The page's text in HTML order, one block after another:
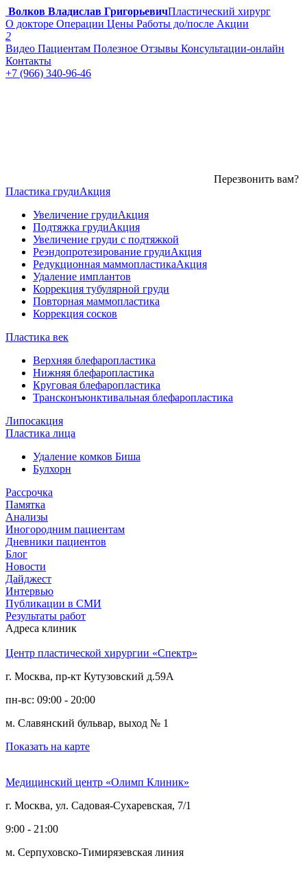
Волков Владислав ГригорьевичПластический хирург
О докторе Операции Цены Работы до/после Акции
2
Видео Пациентам Полезное Отзывы Консультации-онлайн
Контакты
+7 (966) 340-96-46
Перезвонить вам?
Пластика грудиАкция
Увеличение грудиАкция
Подтяжка грудиАкция
Увеличение груди с подтяжкой
Реэндопротезирование грудиАкция
Редукционная маммопластикаАкция
Удаление имплантов
Коррекция тубулярной груди
Повторная маммопластика
Коррекция сосков
Пластика век
Верхняя блефаропластика
Нижняя блефаропластика
Круговая блефаропластика
Трансконъюнктивальная блефаропластика
Липосакция
Пластика лица
Удаление комков Биша
Булхорн
Рассрочка
Памятка
Анализы
Иногородним пациентам
Дневники пациентов
Блог
Новости
Дайджест
Интервью
Публикации в СМИ
Результаты работ
Адреса клиник
Центр пластической хирургии «Спектр»
г. Москва, пр-кт Кутузовский д.59А
пн-вс: 09:00 - 20:00
м. Славянский бульвар, выход № 1
Показать на карте
Медицинский центр «Олимп Клиник»
г. Москва, ул. Садовая-Сухаревская, 7/1
9:00 - 21:00
м. Серпуховско-Тимирязевская линия